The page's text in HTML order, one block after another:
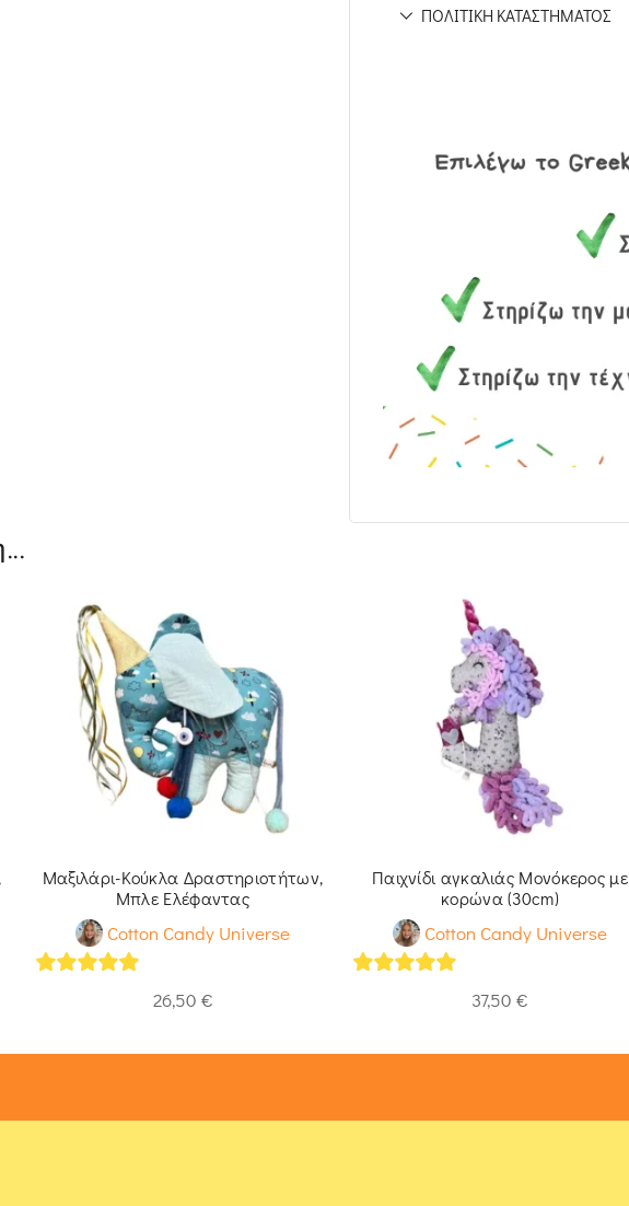
ΠΟΛΙΤΙΚΉ ΚΑΤΑΣΤΉΜΑΤΟΣ
Μαξιλάρι-Κούκλα Δραστηριοτήτων,
Μπλε Ελέφαντας
Cotton Candy Universe
26,50 €
Παιχνίδι αγκαλιάς Μονόκερος με
κορώνα (30cm)
Cotton Candy Universe
37,50 €